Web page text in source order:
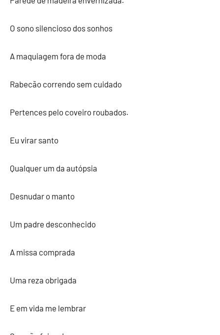
O sono silencioso dos sonhos
A maquiagem fora de moda
Rabecão correndo sem cuidado
Pertences pelo coveiro roubados.
Eu virar santo
Qualquer um da autópsia
Desnudar o manto
Um padre desconhecido
A missa comprada
Uma reza obrigada
E em vida me lembrar